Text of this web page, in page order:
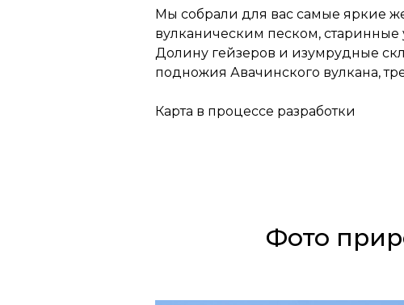
Мы собрали для вас самые яркие
вулканическим песком,
Долину гейзеров и изумрудные
подножия Авачинского вулкана,
Карта в процессе разработки
Фото